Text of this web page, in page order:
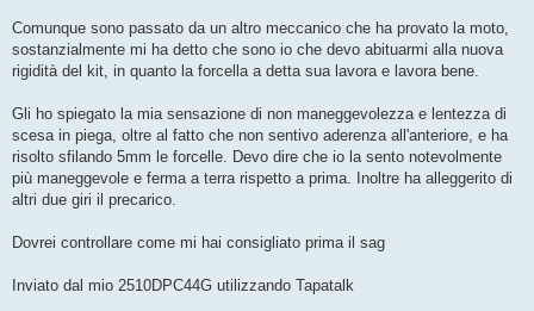
Comunque sono passato da un altro meccanico che ha provato la moto,
sostanzialmente mi ha detto che sono io che devo abituarmi alla nuova
rigidità del kit, in quanto la forcella a detta sua lavora e lavora bene.
Gli ho spiegato la mia sensazione di non maneggevolezza e lentezza di
scesa in piega, oltre al fatto che non sentivo aderenza all'anteriore, e ha
risolto sfilando 5mm le forcelle. Devo dire che io la sento notevolmente
più maneggevole e ferma a terra rispetto a prima. Inoltre ha alleggerito di
altri due giri il precarico.
Dovrei controllare come mi hai consigliato prima il sag
Inviato dal mio 2510DPC44G utilizzando Tapatalk